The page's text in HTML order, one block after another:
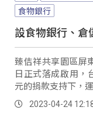
食物銀行
設食物銀行、倉
臻佶祥共享園區屏
日正式落成啟用，
元的捐款支持下，
倉庫與辦公室，目
勢家庭。2023-04-24